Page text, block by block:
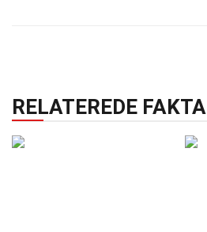
RELATEREDE FAKTA